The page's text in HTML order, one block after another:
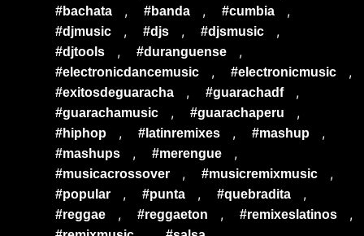
#bachata , #banda , #cumbia ,
#djmusic , #djs , #djsmusic ,
#djtools , #duranguense ,
#electronicdancemusic , #electronicmusic ,
#exitosdeguaracha , #guarachadf ,
#guarachamusic , #guarachaperu ,
#hiphop , #latinremixes , #mashup ,
#mashups , #merengue ,
#musicacrossover , #musicremixmusic ,
#popular , #punta , #quebradita ,
#reggae , #reggaeton , #remixeslatinos ,